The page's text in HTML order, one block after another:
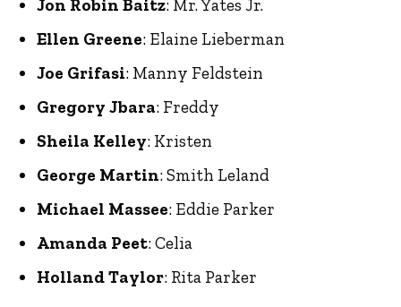
Jon Robin Baitz: Mr. Yates Jr.
Ellen Greene: Elaine Lieberman
Joe Grifasi: Manny Feldstein
Gregory Jbara: Freddy
Sheila Kelley: Kristen
George Martin: Smith Leland
Michael Massee: Eddie Parker
Amanda Peet: Celia
Holland Taylor: Rita Parker